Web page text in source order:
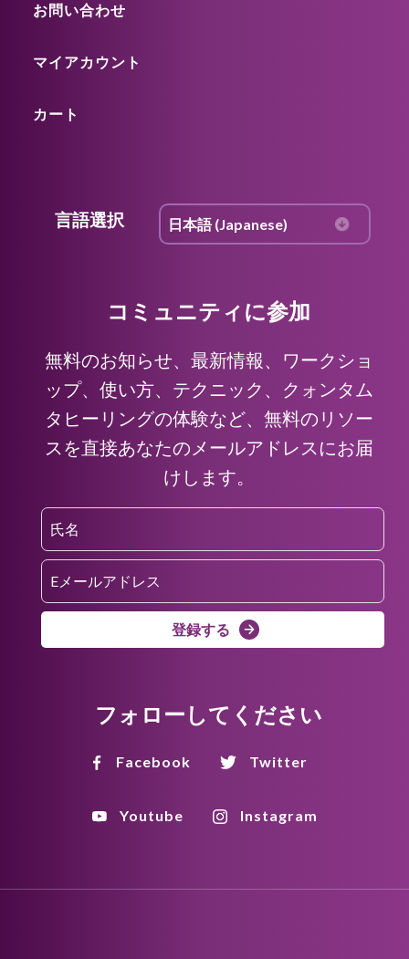
お問い合わせ
マイアカウント
カート
言語選択
コミュニティに参加
無料のお知らせ、最新情報、ワークショ
ップ、使い方、テクニック、クォンタム
タヒーリングの体験など、無料のリソー
スを直接あなたのメールアドレスにお届
けします。
登録する
フォローしてください
Facebook Twitter
Youtube Instagram